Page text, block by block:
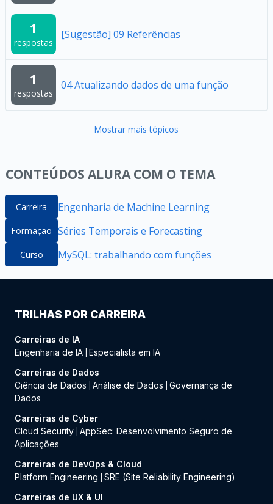
1
respostas
[Sugestão] 09 Referências
1
respostas
04 Atualizando dados de uma função
Mostrar mais tópicos
CONTEÚDOS ALURA COM O TEMA
Carreira Engenharia de Machine Learning
Formação Séries Temporais e Forecasting
Curso MySQL: trabalhando com funções
TRILHAS POR CARREIRA
Carreiras de IA
Engenharia de IA Especialista em IA
Carreiras de Dados
Ciência de Dados
Análise de Dados
Governança de
Dados
Carreiras de Cyber
Cloud Security AppSec: Desenvolvimento Seguro de
Aplicações
Carreiras de DevOps & Cloud
Platform Engineering
SRE (Site Reliability Engineering)
Carreiras de UX & UI